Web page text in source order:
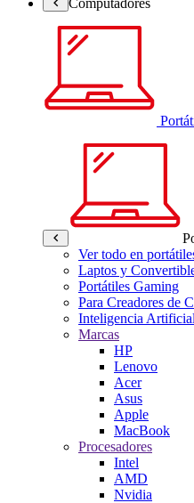
Ver todo en
Laptos y
Portátiles Gaming
Para Creadores de
Inteligencia Artificial
Marcas
HP
Lenovo
Acer
Asus
Apple
MacBook
Procesadores
Intel
AMD
Nvidia